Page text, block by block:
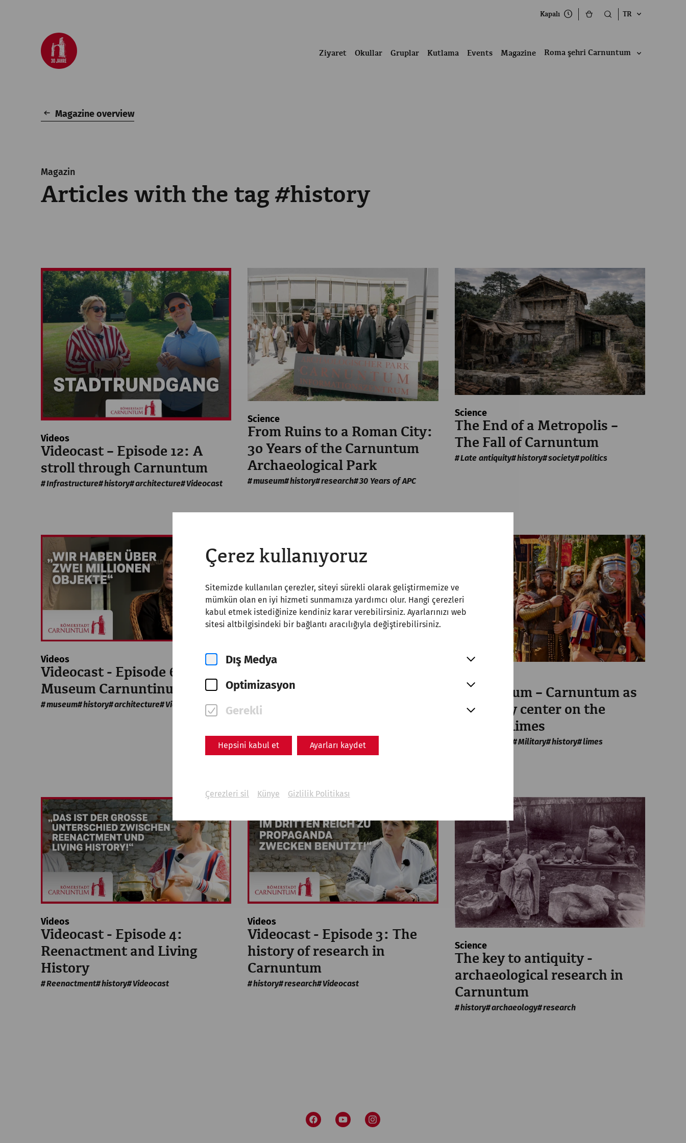
Çerez kullanıyoruz
Sitemizde kullanılan çerezler, siteyi sürekli olarak geliştirmemize ve
mümkün olan en iyi hizmeti sunmamıza yardımcı olur. Hangi çerezleri
kabul etmek istediğinize kendiniz karar verebilirsiniz. Ayarlarınızı web
sitesi altbilgisindeki bir bağlantı aracılığıyla değiştirebilirsiniz.
Dış Medya
Optimizasyon
Gerekli
Hepsini kabul et Ayarları kaydet
Çerezleri sil Künye Gizlilik Politikası
Kapalı TR
Ziyaret Okullar Gruplar Kutlama Events Magazine Roma şehri Carnuntum
Magazine overview
Magazin
Articles with the tag #history
Videos
Videocast – Episode 12: A
stroll through Carnuntum
Infrastructure history architecture Videocast
Science
From Ruins to a Roman City:
30 Years of the Carnuntum
Archaeological Park
museum history research 30 Years of APC
Science
The End of a Metropolis –
The Fall of Carnuntum
Late antiquity history society politics
Videos
Videocast - Episode 6: The
Museum Carnuntinum
museum history architecture Videocast
Science
Carnuntum research in the
history archaeology research
Science
Para bellum – Carnuntum as
a military center on the
Danube Limes
Military history limes
Videos
Videocast - Episode 4:
Reenactment and Living
History
Reenactment history Videocast
Videos
Videocast - Episode 3: The
history of research in
Carnuntum
history research Videocast
Science
The key to antiquity -
archaeological research in
Carnuntum
history archaeology research